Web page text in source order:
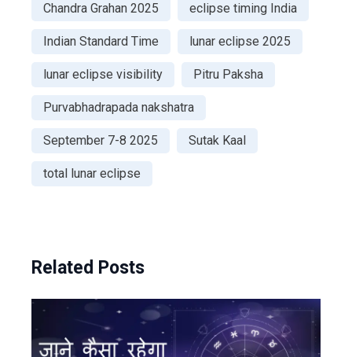
Chandra Grahan 2025 eclipse timing India
Indian Standard Time lunar eclipse 2025
lunar eclipse visibility Pitru Paksha
Purvabhadrapada nakshatra
September 7-8 2025 Sutak Kaal
total lunar eclipse
Related Posts